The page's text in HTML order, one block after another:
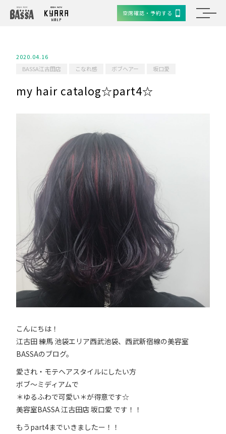
空席確認・予約する
2020.04.16
BASSA江古田店
こなれ感 ボブヘアー 坂口愛
my hair catalog☆part4☆
こんにちは！
江古田 練馬 池袋エリア西武池袋、西武新宿線の美容室
BASSAのブログ。
愛され・モテヘアスタイルにしたい方
ボブ～ミディアムで
＊ゆるふわで可愛い＊が得意です☆
美容室BASSA 江古田店 坂口愛 です！！
もうpart4までいきましたー！！